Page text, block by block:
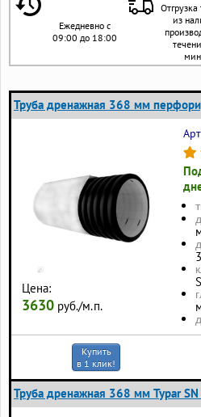
Ежедневно с
09:00 до 18:00
Отгрузка
из
Труба дренажная 368 мм
Цена:
3630 руб./м.п.
Купить
в 1 клик!
Труба дренажная 368 мм Typar